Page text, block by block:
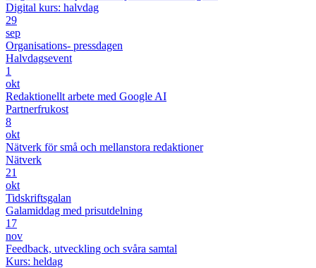
Digital kurs: halvdag
29
sep
Organisations- pressdagen
Halvdagsevent
1
okt
Redaktionellt arbete med Google AI
Partnerfrukost
8
okt
Nätverk för små och mellanstora redaktioner
Nätverk
21
okt
Tidskriftsgalan
Galamiddag med prisutdelning
17
nov
Feedback, utveckling och svåra samtal
Kurs: heldag